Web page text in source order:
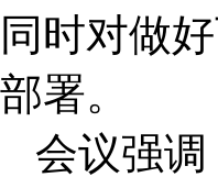
同时对做
部署。
会议强